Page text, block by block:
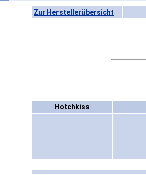
Zur Herstellerübersicht
Hotchkiss